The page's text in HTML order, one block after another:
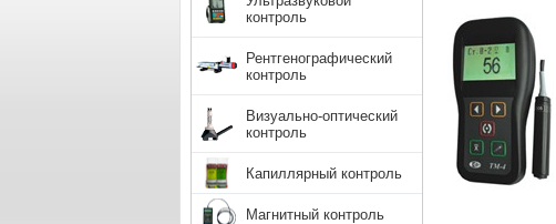
контроль
Рентгенографический
контроль
Визуально-оптический
контроль
Капиллярный контроль
Магнитный контроль